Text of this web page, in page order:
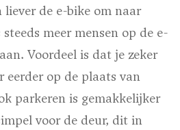
de e-bike om naar
meer mensen op de e-
Voordeel is dat je zeker
eerder op de plaats van
parkeren is gemakkelijker
voor de deur, dit in